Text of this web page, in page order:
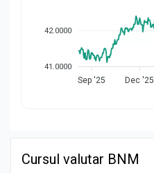
42.0000
41.0000
Sep '25 Dec '25
Cursul valutar BNM